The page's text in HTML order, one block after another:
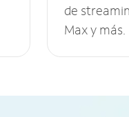
de
Max y más.